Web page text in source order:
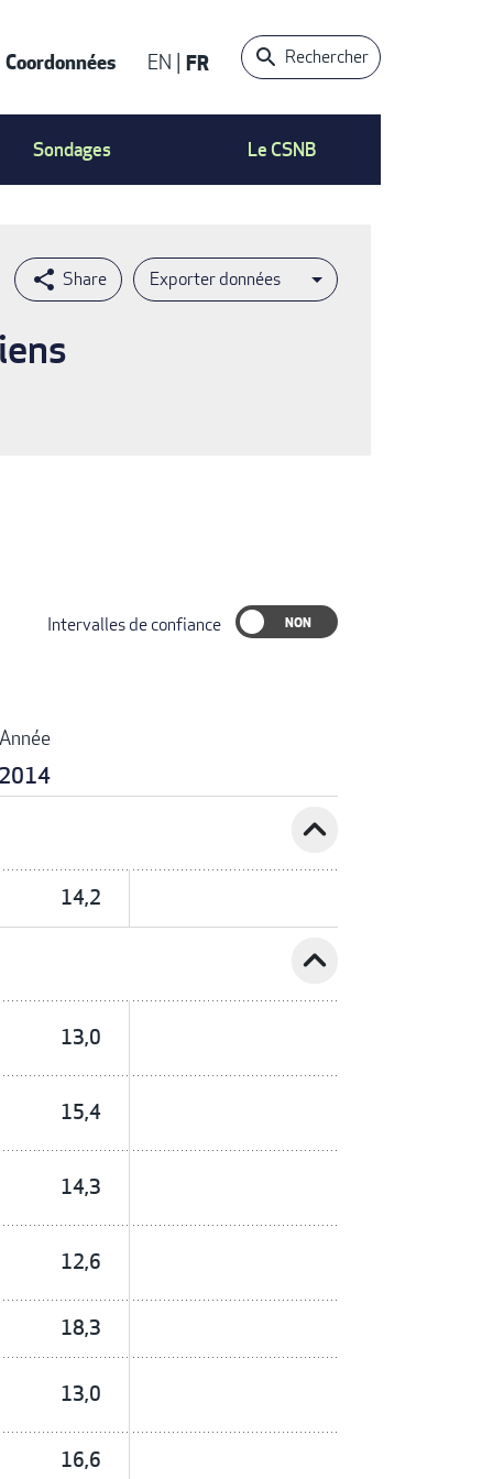
Coordonnées EN FR Rechercher
Sondages Le CSNB
Exporter données
Intervalles de confiance
Année
2014
expand_less
14,2
expand_less
13,0
15,4
14,3
12,6
18,3
13,0
16,6